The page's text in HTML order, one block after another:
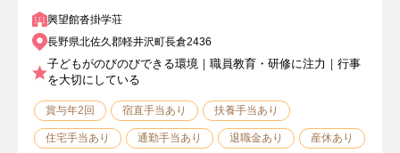
興望館沓掛学荘
長野県北佐久郡軽井沢町長倉2436
子どもがのびのびできる環境｜職員教育・研修に注力｜行事
を大切にしている
賞与年2回 宿直手当あり 扶養手当あり
住宅手当あり 通勤手当あり 退職金あり 産休あり